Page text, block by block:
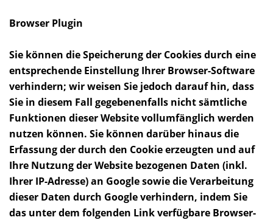
Browser Plugin
Sie können die Speicherung der Cookies durch eine
entsprechende Einstellung Ihrer Browser-Software
verhindern; wir weisen Sie jedoch darauf hin, dass
Sie in diesem Fall gegebenenfalls nicht sämtliche
Funktionen dieser Website vollumfänglich werden
nutzen können. Sie können darüber hinaus die
Erfassung der durch den Cookie erzeugten und auf
Ihre Nutzung der Website bezogenen Daten (inkl.
Ihrer IP-Adresse) an Google sowie die Verarbeitung
dieser Daten durch Google verhindern, indem Sie
das unter dem folgenden Link verfügbare Browser-